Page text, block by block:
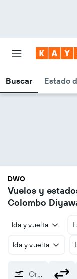
Buscar Estado
DWO
Vuelos y
Colombo
Ida y vuelta
Ida y vuelta
Origen